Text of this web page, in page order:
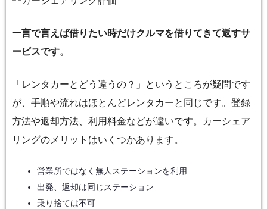
一言で言えば借りたい時だけクルマを借りてきて返すサ
ービスです。
「レンタカーとどう違うの？」というところが疑問です
が、手順や流れはほとんどレンタカーと同じです。登録
方法や返却方法、利用料金などが違いです。カーシェア
リングのメリットはいくつかあります。
営業所ではなく無人ステーションを利用
出発、返却は同じステーション
乗り捨ては不可